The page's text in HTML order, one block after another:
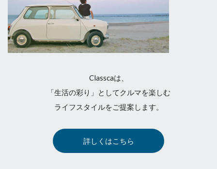
Classcaは、
「生活の彩り」としてクルマを楽しむ
ライフスタイルをご提案します。
詳しくはこちら